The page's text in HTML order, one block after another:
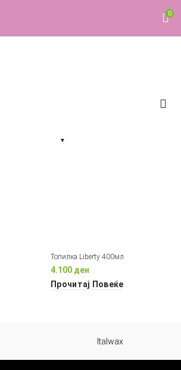
0
▼
Топилка Liberty 400мл
4.100 ден
Прочитај Повеќе
Italwax